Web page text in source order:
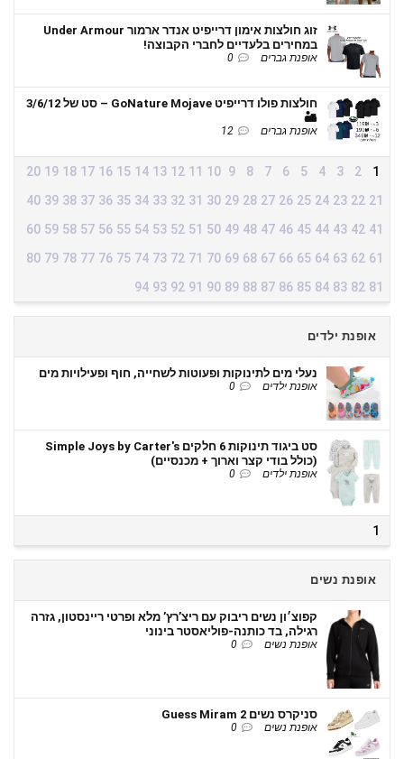
זוג חולצות אימון דרייפיט אנדר ארמור Under Armour
במחירים בלעדיים לחברי הקבוצה!
אופנת גברים 0
חולצות פולו דרייפיט GoNature Mojave – סט של 3/6/12
🏜️
אופנת גברים 12
1
2
3
4
5
6
7
8
9
10
11
12
13
14
15
16
17
18
19
20
21
22
23
24
25
26
27
28
29
30
31
32
33
34
35
36
37
38
39
40
41
42
43
44
45
46
47
48
49
50
51
52
53
54
55
56
57
58
59
60
61
62
63
64
65
66
67
68
69
70
71
72
73
74
75
76
77
78
79
80
81
82
83
84
85
86
87
88
89
90
91
92
93
94
אופנת ילדים
נעלי מים לתינוקות ופעוטות לשחייה, חוף ופעילויות מים
אופנת ילדים 0
סט ביגוד תינוקות 6 חלקים Simple Joys by Carter's
(כולל בודי קצר וארוך + מכנסיים)
אופנת ילדים 0
1
אופנת נשים
קפוצ׳ון נשים ריבוק עם ריצ’רץ’ מלא ופרטי ריינסטון, גזרה
רגילה, בד כותנה-פוליאסטר בינוני
אופנת נשים 0
סניקרס נשים Guess Miram 2
אופנת נשים 0